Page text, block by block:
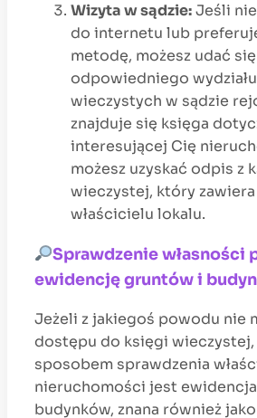
Wizyta w sądzie:Jeśli
do internetu lub
metodę, możesz udać
odpowiedniego
wieczystych w sądzie
znajduje się księga
interesującej Cię
możesz uzyskać odpis z
wieczystej, który
właścicielu lokalu.
Sprawdzenie własności
ewidencję gruntów i
Jeżeli z jakiegoś powodu nie
dostępu do księgi
sposobem sprawdzenia
nieruchomości jest
budynków, znana również